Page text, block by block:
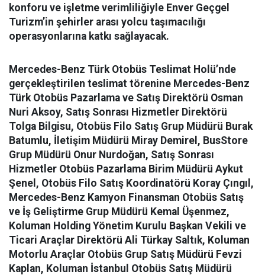
konforu ve işletme verimliliğiyle Enver Geçgel
Turizm’in şehirler arası yolcu taşımacılığı
operasyonlarına katkı sağlayacak.
Mercedes-Benz Türk Otobüs Teslimat Holü’nde
gerçekleştirilen teslimat törenine Mercedes-Benz
Türk Otobüs Pazarlama ve Satış Direktörü Osman
Nuri Aksoy, Satış Sonrası Hizmetler Direktörü
Tolga Bilgisu, Otobüs Filo Satış Grup Müdürü Burak
Batumlu, İletişim Müdürü Miray Demirel, BusStore
Grup Müdürü Onur Nurdoğan, Satış Sonrası
Hizmetler Otobüs Pazarlama Birim Müdürü Aykut
Şenel, Otobüs Filo Satış Koordinatörü Koray Çıngıl,
Mercedes-Benz Kamyon Finansman Otobüs Satış
ve İş Geliştirme Grup Müdürü Kemal Üşenmez,
Koluman Holding Yönetim Kurulu Başkan Vekili ve
Ticari Araçlar Direktörü Ali Türkay Saltık, Koluman
Motorlu Araçlar Otobüs Grup Satış Müdürü Fevzi
Kaplan, Koluman İstanbul Otobüs Satış Müdürü